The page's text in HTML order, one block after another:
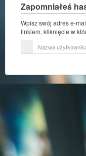
Zapomniałeś
Wpisz swój adres e-
linkiem, kliknięcie w
użytkownika
mail